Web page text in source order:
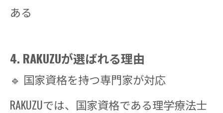
ある
4. RAKUZUが選ばれる理由
🔹 国家資格を持つ専門家が対応
RAKUZUでは、国家資格である理学療法士